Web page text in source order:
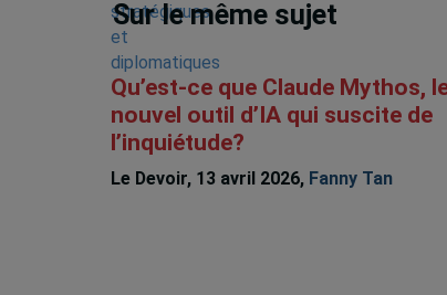
Sur le même sujet
Qu’est-ce que Claude Mythos,
nouvel outil d’IA qui suscite de
l’inquiétude?
Le Devoir, 13 avril 2026, Fanny Tan